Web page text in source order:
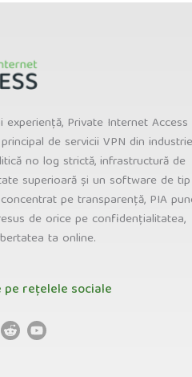
experiență, Private Internet Access
de servicii VPN din
no log strictă, infrastructură de
superioară și un software de tip
pe transparență, PIA
de orice pe confidențialitatea,
ta online.
pe rețelele sociale